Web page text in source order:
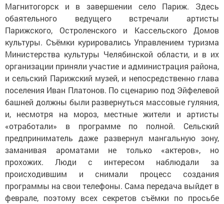
Магнитогорск и в завершении село Париж. Здесь
обаятельного ведущего встречали артисты
Парижского, Остроленского и Кассельского Домов
культуры. Съёмки курировались Управлением туризма
Министерства культуры Челябинской области, и в их
организации приняли участие и администрация района,
и сельский Парижский музей, и непосредственно глава
поселения Иван Платонов. По сценарию под Эйфелевой
башней должны были развернуться массовые гуляния,
и, несмотря на мороз, местные жители и артисты
«отработали» в программе по полной. Сельский
предприниматель даже развернул мангальную зону,
заманивая ароматами не только «актеров», но
прохожих. Люди с интересом наблюдали за
происходившим и снимали процесс создания
программы на свои телефоны. Сама передача выйдет в
феврале, поэтому всех секретов съёмки по просьбе